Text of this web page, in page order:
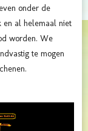
onder de
en al helemaal niet
worden. We
te mogen